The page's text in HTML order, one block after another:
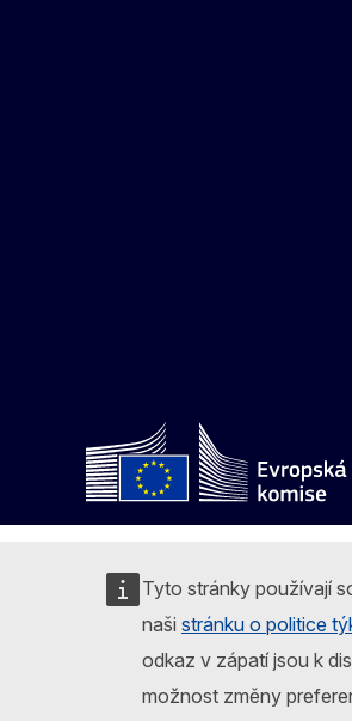
Tyto stránky používají
naši stránku o politice
odkaz v zápatí jsou k
možnost změny